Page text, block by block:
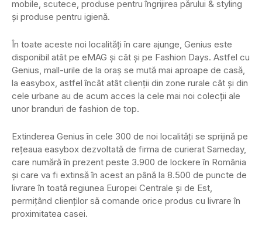
mobile, scutece, produse pentru îngrijirea părului & styling
și produse pentru igienă.
În toate aceste noi localități în care ajunge, Genius este
disponibil atât pe eMAG și cât și pe Fashion Days. Astfel cu
Genius, mall-urile de la oraș se mută mai aproape de casă,
la easybox, astfel încât atât clienții din zone rurale cât și din
cele urbane au de acum acces la cele mai noi colecții ale
unor branduri de fashion de top.
Extinderea Genius în cele 300 de noi localități se sprijină pe
rețeaua easybox dezvoltată de firma de curierat Sameday,
care numără în prezent peste 3.900 de lockere în România
și care va fi extinsă în acest an până la 8.500 de puncte de
livrare în toată regiunea Europei Centrale și de Est,
permițând clienților să comande orice produs cu livrare în
proximitatea casei.